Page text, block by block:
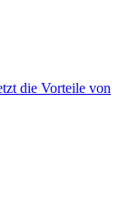
die Vorteile von